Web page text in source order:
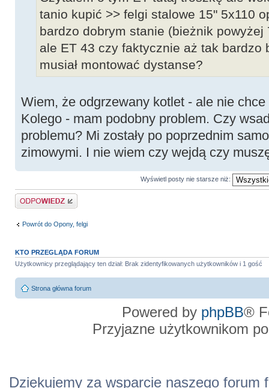
tanio kupić >> felgi stalowe 15" 5x110
bardzo dobrym stanie (bieżnik
ale ET 43 czy faktycznie aż tak bardzo
musiał montować dystanse?
Wiem, że odgrzewany kotlet - ale nie chce
Kolego - mam podobny problem. Czy
problemu? Mi zostały po poprzednim
zimowymi. I nie wiem czy wejdą czy
Wyświetl posty nie starsze niż:
Odpowiedz
Powrót do Opony, felgi
KTO PRZEGLĄDA FORUM
Użytkownicy przeglądający ten dział: Brak zidentyfikowanych użytkowników i 1 gość
Strona główna forum
Powered by phpBB®
Przyjazne użytkownikom
Dziękujemy za wsparcie naszego